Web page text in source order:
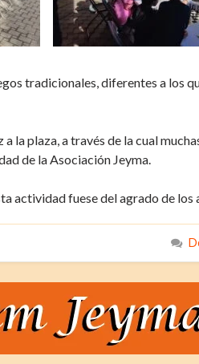
tradicionales, diferentes a los
la plaza, a través de la cual
de la Asociación Jeyma.
actividad fuese del agrado de los